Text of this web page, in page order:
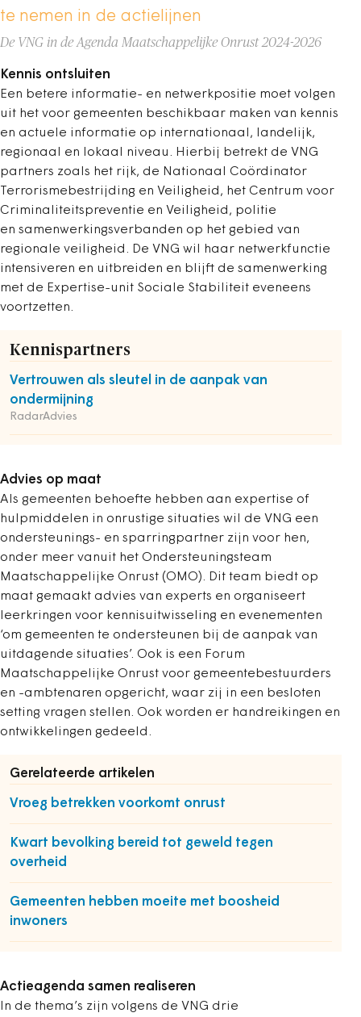
te nemen in de actielijnen
De VNG in de Agenda Maatschappelijke Onrust 2024-2026
Kennis ontsluiten
Een betere informatie- en netwerkpositie moet volgen
uit het voor gemeenten beschikbaar maken van kennis
en actuele informatie op internationaal, landelijk,
regionaal en lokaal niveau. Hierbij betrekt de VNG
partners zoals het rijk, de Nationaal Coördinator
Terrorismebestrijding en Veiligheid, het Centrum voor
Criminaliteitspreventie en Veiligheid, politie
en samenwerkingsverbanden op het gebied van
regionale veiligheid. De VNG wil haar netwerkfunctie
intensiveren en uitbreiden en blijft de samenwerking
met de Expertise-unit Sociale Stabiliteit eveneens
voortzetten.
Kennispartners
Vertrouwen als sleutel in de aanpak van
ondermijning
RadarAdvies
Advies op maat
Als gemeenten behoefte hebben aan expertise of
hulpmiddelen in onrustige situaties wil de VNG een
ondersteunings- en sparringpartner zijn voor hen,
onder meer vanuit het Ondersteuningsteam
Maatschappelijke Onrust (OMO). Dit team biedt op
maat gemaakt advies van experts en organiseert
leerkringen voor kennisuitwisseling en evenementen
‘om gemeenten te ondersteunen bij de aanpak van
uitdagende situaties’. Ook is een Forum
Maatschappelijke Onrust voor gemeentebestuurders
en -ambtenaren opgericht, waar zij in een besloten
setting vragen stellen. Ook worden er handreikingen en
ontwikkelingen gedeeld.
Gerelateerde artikelen
Vroeg betrekken voorkomt onrust
Kwart bevolking bereid tot geweld tegen
overheid
Gemeenten hebben moeite met boosheid
inwoners
Actieagenda samen realiseren
In de thema’s zijn volgens de VNG drie